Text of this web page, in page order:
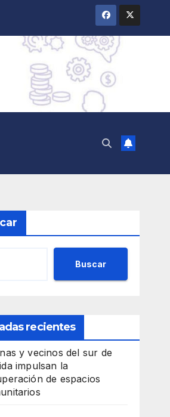
Buscar
recientes
y vecinos del sur de
impulsan la
de espacios